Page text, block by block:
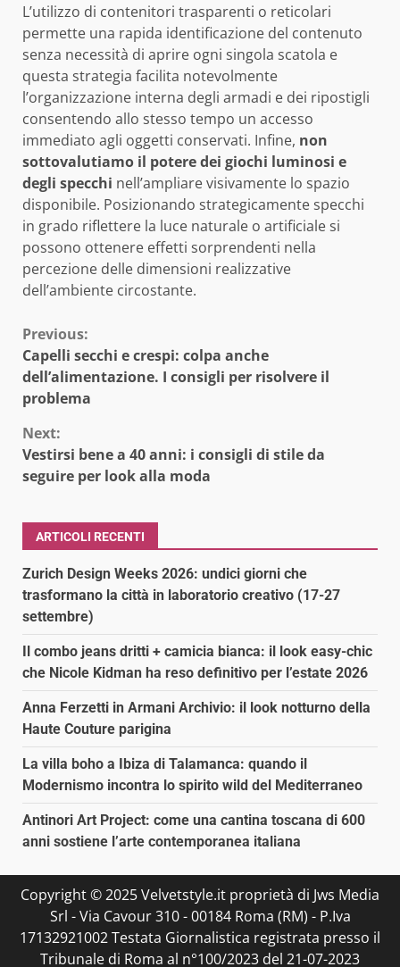
L’utilizzo di contenitori trasparenti o reticolari
permette una rapida identificazione del contenuto
senza necessità di aprire ogni singola scatola e
questa strategia facilita notevolmente
l’organizzazione interna degli armadi e dei ripostigli
consentendo allo stesso tempo un accesso
immediato agli oggetti conservati. Infine, non
sottovalutiamo il potere dei giochi luminosi e
degli specchi nell’ampliare visivamente lo spazio
disponibile. Posizionando strategicamente specchi
in grado riflettere la luce naturale o artificiale si
possono ottenere effetti sorprendenti nella
percezione delle dimensioni realizzative
dell’ambiente circostante.
Continue
Reading
Previous:
Capelli secchi e crespi: colpa anche
dell’alimentazione. I consigli per risolvere il
problema
Next:
Vestirsi bene a 40 anni: i consigli di stile da
seguire per look alla moda
ARTICOLI RECENTI
Zurich Design Weeks 2026: undici giorni che
trasformano la città in laboratorio creativo (17-27
settembre)
Il combo jeans dritti + camicia bianca: il look easy-chic
che Nicole Kidman ha reso definitivo per l’estate 2026
Anna Ferzetti in Armani Archivio: il look notturno della
Haute Couture parigina
La villa boho a Ibiza di Talamanca: quando il
Modernismo incontra lo spirito wild del Mediterraneo
Antinori Art Project: come una cantina toscana di 600
anni sostiene l’arte contemporanea italiana
Copyright © 2025 Velvetstyle.it proprietà di Jws Media
Srl - Via Cavour 310 - 00184 Roma (RM) - P.Iva
17132921002 Testata Giornalistica registrata presso il
Tribunale di Roma al n°100/2023 del 21-07-2023